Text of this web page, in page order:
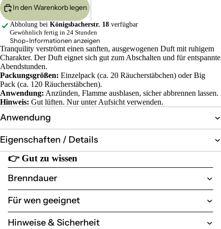
In den Warenkorb legen
Abholung bei Königsbacherstr. 18 verfügbar
Gewöhnlich fertig in 24 Stunden
Shop-Informationen anzeigen
Tranquility verströmt einen sanften, ausgewogenen Duft mit ruhigem
Charakter. Der Duft eignet sich gut zum Abschalten und für entspannte
Abendstunden.
Packungsgrößen: Einzelpack (ca. 20 Räucherstäbchen) oder Big
Pack (ca. 120 Räucherstäbchen).
Anwendung: Anzünden, Flamme ausblasen, sicher abbrennen lassen.
Hinweis: Gut lüften. Nur unter Aufsicht verwenden.
Anwendung
Eigenschaften / Details
👉 Gut zu wissen
Brenndauer
Für wen geeignet
Hinweise & Sicherheit